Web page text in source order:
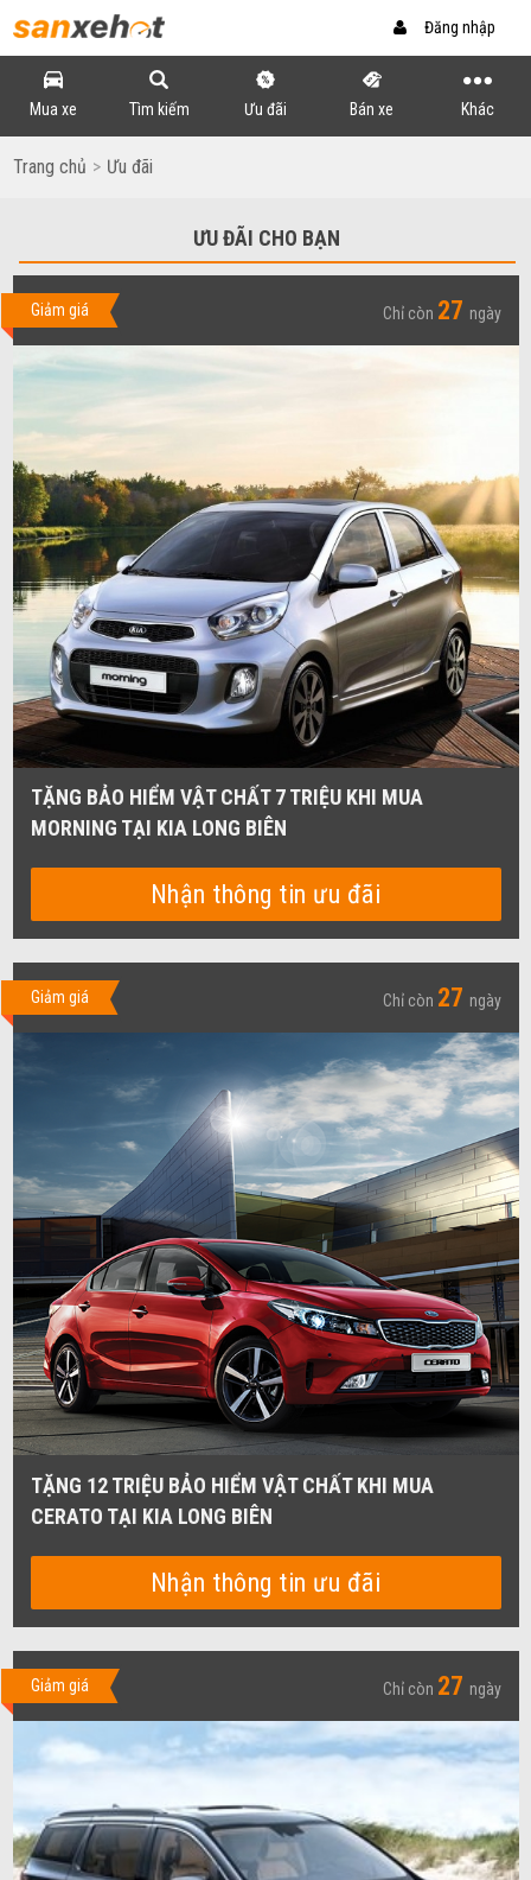
Đăng nhập
Mua xe Tìm kiếm Ưu đãi Bán xe Khác
Trang chủ Ưu đãi
ƯU ĐÃI CHO BẠN
Giảm giá Chỉ còn 27 ngày
TẶNG BẢO HIỂM VẬT CHẤT 7 TRIỆU KHI MUA
MORNING TẠI KIA LONG BIÊN
Nhận thông tin ưu đãi
Giảm giá Chỉ còn 27 ngày
TẶNG 12 TRIỆU BẢO HIỂM VẬT CHẤT KHI MUA
CERATO TẠI KIA LONG BIÊN
Nhận thông tin ưu đãi
Giảm giá Chỉ còn 27 ngày